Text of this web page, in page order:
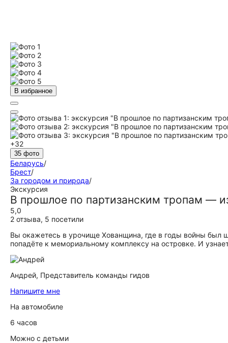
В избранное
+32
35 фото
Беларусь/
Брест/
За городом и природа/
Экскурсия
В прошлое по партизанским тропам —
5,0
2 отзыва, 5 посетили
Вы окажетесь в урочище Хованщина, где в годы войны был
попадёте к мемориальному комплексу на островке. И
Андрей, Представитель команды гидов
Напишите мне
На автомобиле
6 часов
Можно с детьми